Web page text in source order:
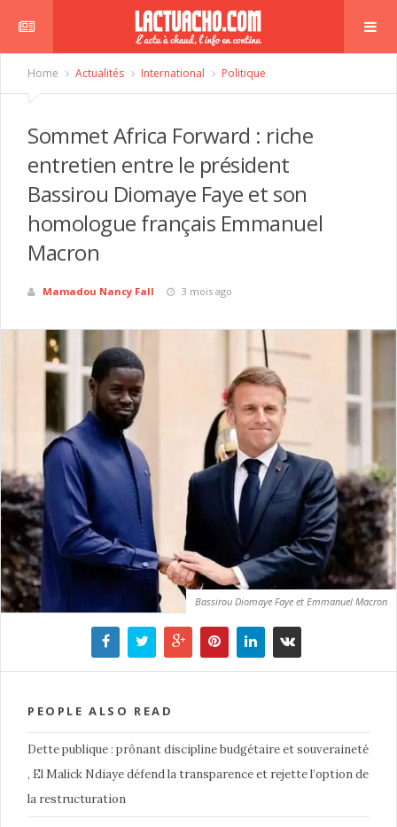
Home Actualités International Politique
Sommet Africa Forward : riche
entretien entre le président
Bassirou Diomaye Faye et son
homologue français Emmanuel
Macron
Mamadou Nancy Fall 3 mois ago
Bassirou Diomaye Faye et Emmanuel Macron
PEOPLE ALSO READ
Dette publique : prônant discipline budgétaire et souveraineté
, El Malick Ndiaye défend la transparence et rejette l’option de
la restructuration